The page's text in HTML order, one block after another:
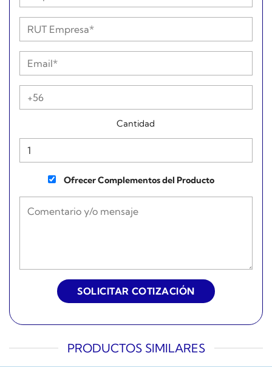
Cantidad
Ofrecer Complementos del Producto
PRODUCTOS SIMILARES